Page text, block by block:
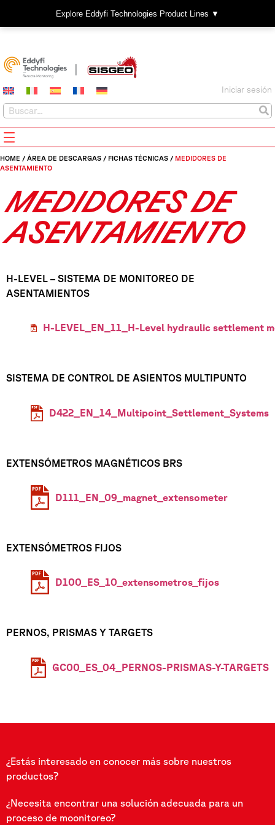
Explore Eddyfi Technologies Product Lines ▼
Iniciar sesión
HOME / ÁREA DE DESCARGAS / FICHAS TÉCNICAS / MEDIDORES DE
ASENTAMIENTO
MEDIDORES DE
ASENTAMIENTO
H-LEVEL – SISTEMA DE MONITOREO DE
ASENTAMIENTOS
H-LEVEL_EN_11_H-Level hydraulic settlement
SISTEMA DE CONTROL DE ASIENTOS MULTIPUNTO
D422_EN_14_Multipoint_Settlement_Systems
EXTENSÓMETROS MAGNÉTICOS BRS
D111_EN_09_magnet_extensometer
EXTENSÓMETROS FIJOS
D100_ES_10_extensometros_fijos
PERNOS, PRISMAS Y TARGETS
GC00_ES_04_PERNOS-PRISMAS-Y-TARGETS
¿Estás interesado en conocer más sobre nuestros
productos?
¿Necesita encontrar una solución adecuada para un
proceso de moonitoreo?